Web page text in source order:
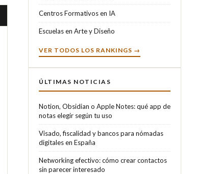
Centros Formativos en IA
Escuelas en Arte y Diseño
VER TODOS LOS RANKINGS →
ÚLTIMAS NOTICIAS
Notion, Obsidian o Apple Notes: qué app de
notas elegir según tu uso
Visado, fiscalidad y bancos para nómadas
digitales en España
Networking efectivo: cómo crear contactos
sin parecer interesado